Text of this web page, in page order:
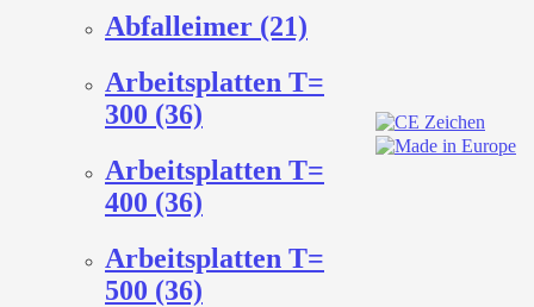
Abfalleimer (21)
Arbeitsplatten T=
300 (36)
Arbeitsplatten T=
400 (36)
Arbeitsplatten T=
500 (36)